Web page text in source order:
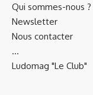
Qui sommes-nous ?
Newsletter
Nous contacter
…
Ludomag "Le Club"